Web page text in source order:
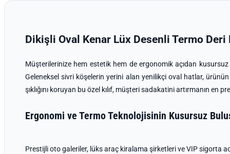
Dikişli Oval Kenar Lüx Desenli Termo Deri
Müşterilerinize hem estetik hem de ergonomik açıdan
Geleneksel sivri köşelerin yerini alan yenilikçi oval hatlar,
şıklığını koruyan bu özel kılıf, müşteri sadakatini artırmanın en
Ergonomi ve Termo Teknolojisinin Kusursuz
Prestijli oto galeriler, lüks araç kiralama şirketleri ve VIP sigorta